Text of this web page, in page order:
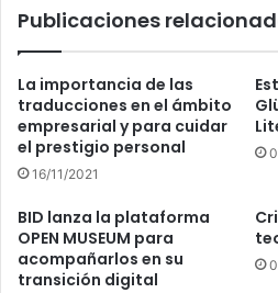
Publicaciones
La importancia de las
traducciones en el ámbito
empresarial y para cuidar
el prestigio personal
16/11/2021
BID lanza la plataforma
OPEN MUSEUM para
acompañarlos en su
transición digital